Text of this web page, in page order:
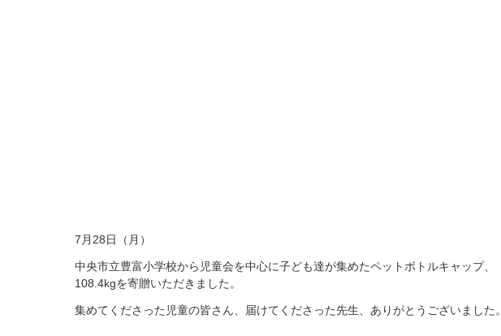
7月28日（月）
中央市立豊富小学校から児童会を中心に子ども達が集めたペットボトルキャップ、
108.4kgを寄贈いただきました。
集めてくださった児童の皆さん、届けてくださった先生、ありがとうございました。